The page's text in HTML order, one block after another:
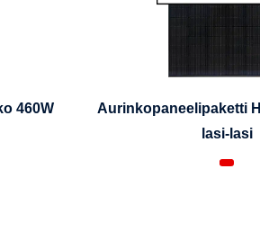
460W
Aurinkopaneelipaketti
lasi-lasi